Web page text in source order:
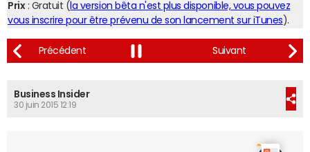
Prix: Gratuit ( la version bêta n'est plus disponible, vous pouvez
vous inscrire pour être prévenu de son lancement sur iTunes ).
Business Insider
30 juin 2015 12:19